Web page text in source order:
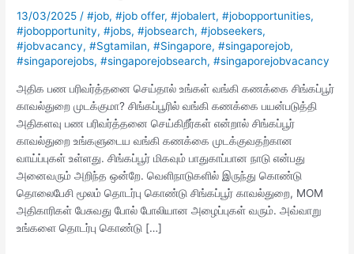
13/03/2025/#job,#job offer,#jobalert,#jobopportunities,
#jobopportunity,#jobs,#jobsearch,#jobseekers,
#jobvacancy,#Sgtamilan,#Singapore,#singaporejob,
#singaporejobs,#singaporejobsearch,#singaporejobvacancy
அதிக பண பரிவர்த்தனை செய்தால் உங்கள் வங்கி கணக்கை சிங்கப்பூர்
காவல்துறை முடக்குமா? சிங்கப்பூரில் வங்கி கணக்கை பயன்படுத்தி
அதிகளவு பண பரிவர்த்தனை செய்கிறீர்கள் என்றால் சிங்கப்பூர்
காவல்துறை உங்களுடைய வங்கி கணக்கை முடக்குவதற்கான
வாய்ப்புகள் உள்ளது. சிங்கப்பூர் மிகவும் பாதுகாப்பான நாடு என்பது
அனைவரும் அறிந்த ஒன்றே. வெளிநாடுகளில் இருந்து கொண்டு
தொலைபேசி மூலம் தொடர்பு கொண்டு சிங்கப்பூர் காவல்துறை, MOM
அதிகாரிகள் பேசுவது போல் போலியான அழைப்புகள் வரும். அவ்வாறு
உங்களை தொடர்பு கொண்டு […]
சிங்கப்பூர்
காவல்துறை
முடக்குமா?